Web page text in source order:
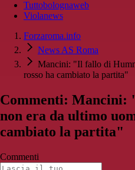
Tuttobolognaweb
Violanews
Forzaroma.info
News AS Roma
Mancini: "Il fallo di
rosso ha cambiato la partita"
Commenti: Mancini:
non era da ultimo
cambiato la partita"
Commenti